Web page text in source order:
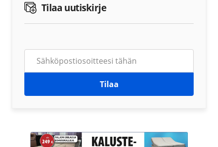
Tilaa uutiskirje
Tilaa